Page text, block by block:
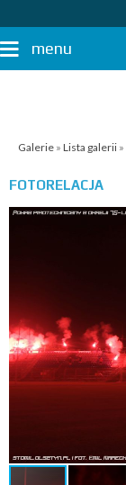
menu
Galerie » Lista galerii
FOTORELACJA